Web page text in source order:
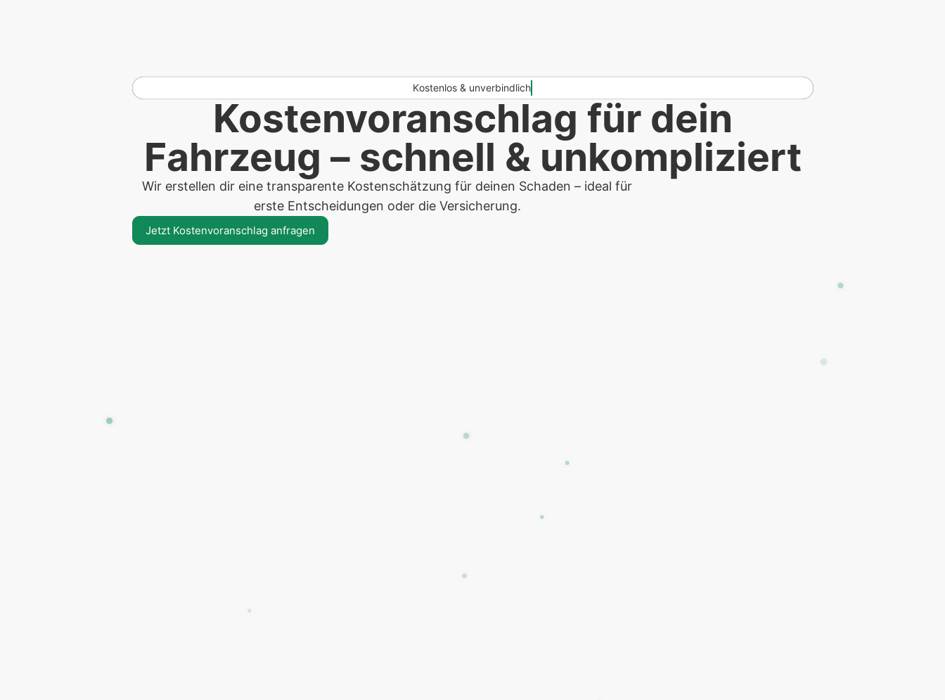
Kostenlos & unverbindlich
Kostenvoranschlag für dein
Fahrzeug – schnell & unkompliziert
Wir erstellen dir eine transparente Kostenschätzung für deinen Schaden – ideal für
erste Entscheidungen oder die Versicherung.
Jetzt Kostenvoranschlag anfragen